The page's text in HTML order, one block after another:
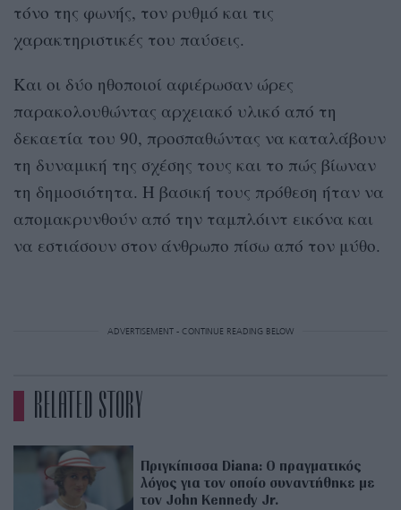
τόνο της φωνής, τον ρυθμό και τις
χαρακτηριστικές του παύσεις.
Και οι δύο ηθοποιοί αφιέρωσαν ώρες
παρακολουθώντας αρχειακό υλικό από τη
δεκαετία του 90, προσπαθώντας να καταλάβουν
τη δυναμική της σχέσης τους και το πώς βίωναν
τη δημοσιότητα. Η βασική τους πρόθεση ήταν να
απομακρυνθούν από την ταμπλόιντ εικόνα και
να εστιάσουν στον άνθρωπο πίσω από τον μύθο.
ADVERTISEMENT - CONTINUE READING BELOW
RELATED STORY
Πριγκίπισσα Diana: Ο πραγματικός
λόγος για τον οποίο συναντήθηκε με
τον John Kennedy Jr.